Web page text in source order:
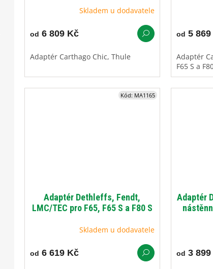
Skladem u dodavatele
od 6 809 Kč
Adaptér Carthago Chic, Thule
od 5
Adaptér
F65 S a
Adaptér Dethleffs, Fendt,
LMC/TEC pro F65, F65 S a F80 S
Skladem u dodavatele
od 6 619 Kč
Kód: MA1165
Adaptér
od 3